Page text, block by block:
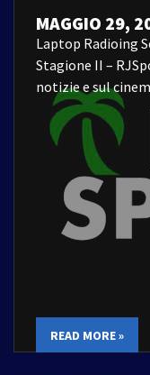
MAGGIO 29,
Laptop Radioing
Stagione II –
notizie e sul
READ MORE »